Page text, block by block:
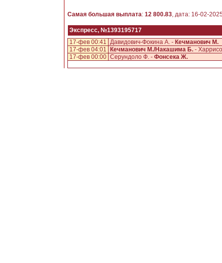
Самая большая выплата: 12 800.83, дата: 16-02-
Экспресс, №1393195717
17-фев 00:41 Давидович-Фокина А. - Кечманович М.
17-фев 04:01
Кечманович М./Накашима Б. -
17-фев 00:00 Серундоло Ф. - Фонсека Ж.